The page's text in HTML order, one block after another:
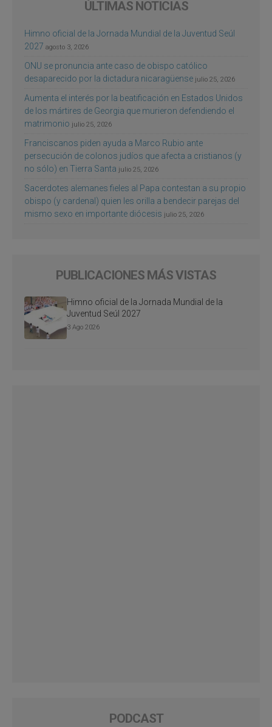
ÚLTIMAS NOTICIAS
Himno oficial de la Jornada Mundial de la Juventud Seúl
2027 agosto 3, 2026
ONU se pronuncia ante caso de obispo católico
desaparecido por la dictadura nicaragüense julio 25, 2026
Aumenta el interés por la beatificación en Estados Unidos
de los mártires de Georgia que murieron defendiendo el
matrimonio julio 25, 2026
Franciscanos piden ayuda a Marco Rubio ante
persecución de colonos judíos que afecta a cristianos (y
no sólo) en Tierra Santa julio 25, 2026
Sacerdotes alemanes fieles al Papa contestan a su propio
obispo (y cardenal) quien les orilla a bendecir parejas del
mismo sexo en importante diócesis julio 25, 2026
PUBLICACIONES MÁS VISTAS
Himno oficial de la Jornada Mundial de la
Juventud Seúl 2027
3 Ago 2026
PODCAST